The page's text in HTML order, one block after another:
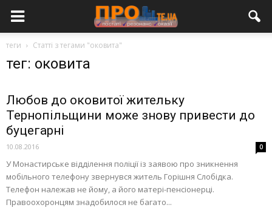
теги Статті з тегами "оковита"
тег: оковита
Любов до оковитої жительку
Тернопільщини може знову привести до
буцегарні
10.08.2016 0
У Монастирське відділення поліції із заявою про зникнення
мобільного телефону звернувся житель Горішня Слобідка.
Телефон належав не йому, а його матері-пенсіонерці.
Правоохоронцям знадобилося не багато...